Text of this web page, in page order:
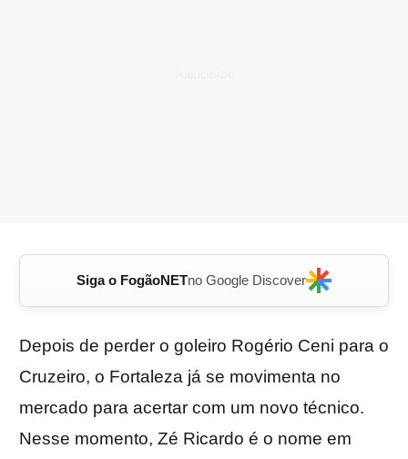
Siga o FogãoNETno Google Discover
Depois de perder o goleiro Rogério Ceni para o
Cruzeiro, o Fortaleza já se movimenta no
mercado para acertar com um novo técnico.
Nesse momento, Zé Ricardo é o nome em